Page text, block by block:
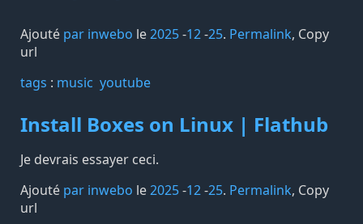
Ajouté par inwebo le2025-12-25. Permalink, Copy
url
tags️ : music youtube
Install Boxes on Linux | Flathub
Je devrais essayer ceci.
Ajouté par inwebo le2025-12-25. Permalink, Copy
url